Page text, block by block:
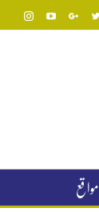
مواقع